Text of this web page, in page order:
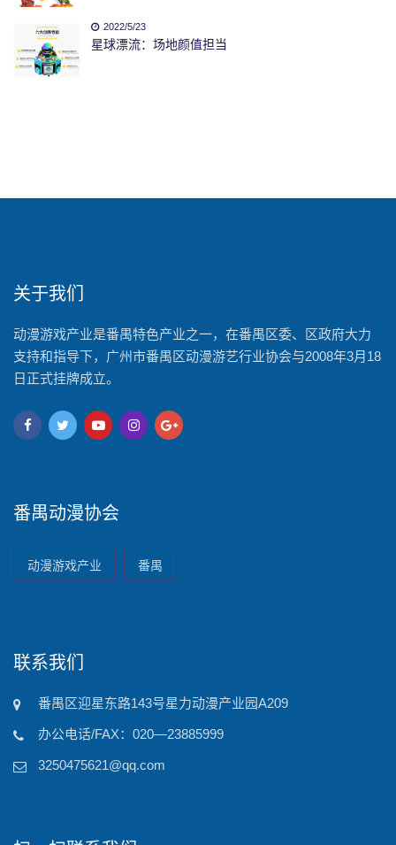
2022/5/23
星球漂流：场地颜值担当
关于我们
动漫游戏产业是番禺特色产业之一，在番禺区委、区政府大力
支持和指导下，广州市番禺区动漫游艺行业协会与2008年3月18
日正式挂牌成立。
番禺动漫协会
动漫游戏产业 番禺
联系我们
番禺区迎星东路143号星力动漫产业园A209
办公电话/FAX：020—23885999
3250475621@qq.com